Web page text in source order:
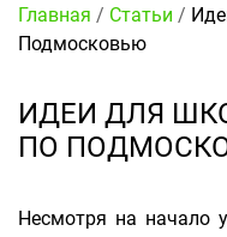
Главная / Статьи /
Подмосковью
ИДЕИ ДЛЯ
ПО
Несмотря на начало